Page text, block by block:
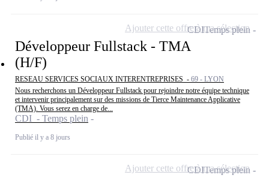
Développeur Fullstack - TMA
(H/F)
RESEAU SERVICES SOCIAUX INTERENTREPRISES - 69 - LYON
Nous recherchons un Développeur Fullstack pour rejoindre notre équipe technique
et intervenir principalement sur des missions de Tierce Maintenance Applicative
(TMA). Vous serez en charge de...
CDI - Temps plein
Publié il y a 8 jours
CDITemps plein
Ajouter cette offre à ma sélection
CDITemps plein
Ajouter cette offre à ma sélection